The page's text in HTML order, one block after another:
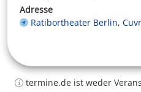
Adresse
Ratibortheater Berlin,
termine.de ist weder